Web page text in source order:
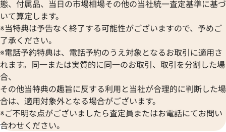
イトジャスト 41 126333 シ
格
時点の参考買取価格です
ロレックス デイトジャスト
ク 126333
1,974,000円
※2024年6月9日時点の参考買
態、付属品、当日の市場相場その他の当社統一査定基準に基づ
いて算定します。
※当特典は予告なく終了する可能性がございますので、予めご
了承ください。
※電話予約特典は、電話予約のうえ対象となるお取引に適用さ
れます。同一または実質的に同一のお取引、取引を分割した場
合、
その他当特典の趣旨に反する利用と当社が合理的に判断した場
合は、適用対象外となる場合がございます。
※ご不明な点がございましたら査定員またはお電話にてお問い
合わせください。